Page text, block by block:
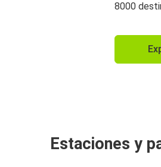
8000
Estaciones y